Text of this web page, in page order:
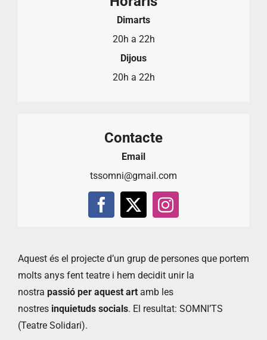
Dimarts
20h a 22h
Dijous
20h a 22h
Contacte
Email
tssomni@gmail.com
Aquest és el projecte d’un grup de persones que portem
molts anys fent teatre i hem decidit unir la
nostra passió per aquest artamb les
nostresinquietuds socials. El resultat: SOMNI’TS
(Teatre Solidari).